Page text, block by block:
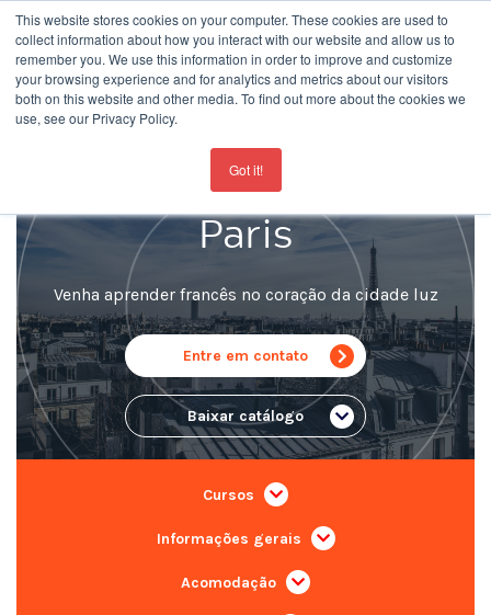
This website stores cookies on your computer. These cookies are used to
collect information about how you interact with our website and allow us to
remember you. We use this information in order to improve and customize
your browsing experience and for analytics and metrics about our visitors
both on this website and other media. To find out more about the cookies we
use, see our Privacy Policy.
Got it!
For the latest updates about our schools
Escola de Idiomas
Paris
Venha aprender francês no coração da cidade luz
Entre em contato
Baixar catálogo
Cursos
Informações gerais
Acomodação